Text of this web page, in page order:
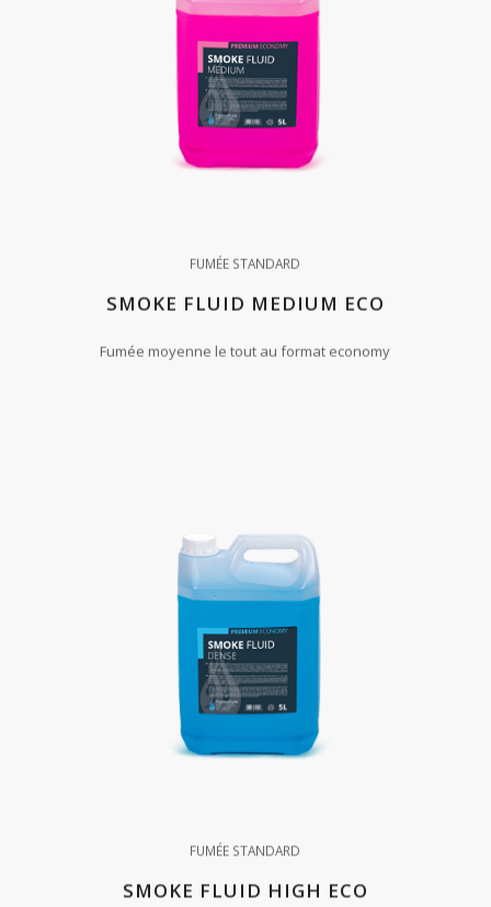
FUMÉE STANDARD
SMOKE FLUID MEDIUM ECO
Fumée moyenne le tout au format economy
FUMÉE STANDARD
SMOKE FLUID HIGH ECO